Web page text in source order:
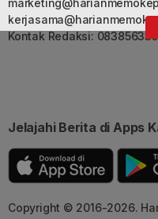
Kontak Redaksi:
Jelajahi Berita di Apps
Copyright © 2016-2026.